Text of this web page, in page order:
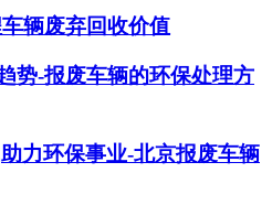
辆废弃回收价值
势-报废车辆的环保处理方
力环保事业-北京报废车辆